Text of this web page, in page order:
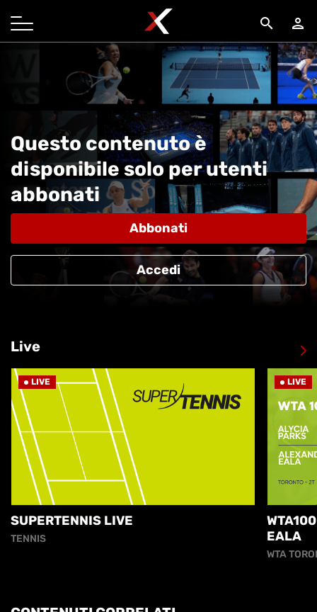
search person
Questo contenuto è
disponibile solo per utenti
abbonati
Abbonati
Accedi
Live
LIVE
SUPERTENNIS LIVE
TENNIS
LIVE
EALA
WTA